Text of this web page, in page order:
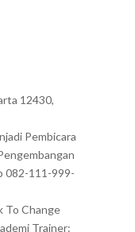
12430,
Pembicara
082-111-999-
To Change
Trainer: